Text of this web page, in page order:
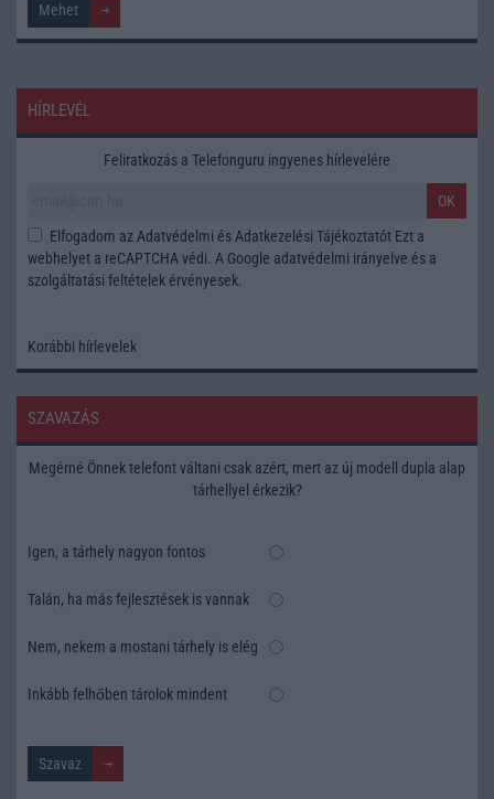
HÍRLEVÉL
Feliratkozás a Telefonguru ingyenes hírlevelére
OK
Elfogadom az Adatvédelmi és Adatkezelési Tájékoztatót Ezt a
webhelyet a reCAPTCHA védi. A Google adatvédelmi irányelve és a
szolgáltatási feltételek érvényesek.
Korábbi hírlevelek
SZAVAZÁS
Megérné Önnek telefont váltani csak azért, mert az új modell dupla alap
tárhellyel érkezik?
Igen, a tárhely nagyon fontos
Talán, ha más fejlesztések is vannak
Nem, nekem a mostani tárhely is elég
Inkább felhőben tárolok mindent